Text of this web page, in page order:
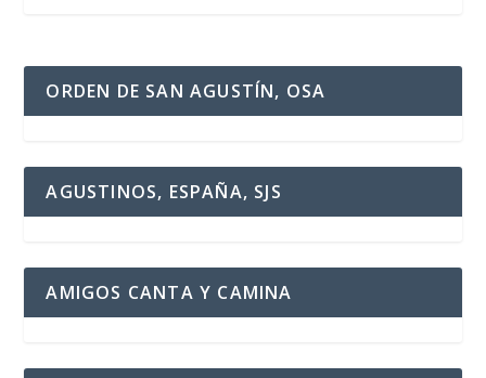
ORDEN DE SAN AGUSTÍN, OSA
AGUSTINOS, ESPAÑA, SJS
AMIGOS CANTA Y CAMINA